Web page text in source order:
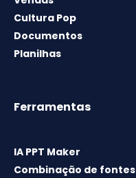
Cultura Pop
Documentos
Planilhas
Ferramentas
IA PPT Maker
Combinação de fontes